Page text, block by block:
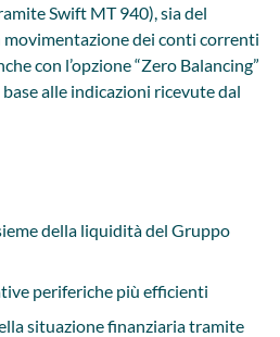
Swift MT 940), sia del
movimentazione dei conti correnti
con l’opzione “Zero Balancing”
alle indicazioni ricevute dal
della liquidità del Gruppo
periferiche più efficienti
situazione finanziaria tramite